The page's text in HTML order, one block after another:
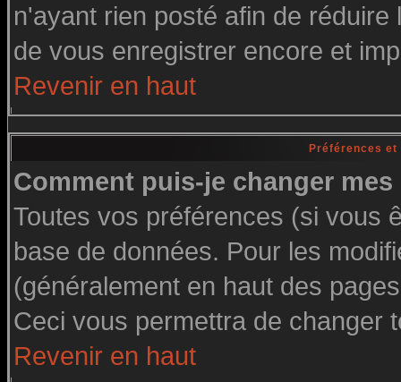
n'ayant rien posté afin de
de vous enregistrer encore et
Revenir en haut
Préférences
Comment puis-je changer
Toutes vos préférences (si vous
base de données. Pour les
(généralement en haut des
Ceci vous permettra de changer
Revenir en haut